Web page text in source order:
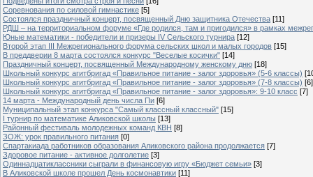
Соревнования по силовой гимнастике [5]
Состоялся праздничный концерт, посвященный Дню защитника Отечества [11]
РДШ – на территориальном форуме «Где родился, там и пригодился» в рамках
Юные математики - победители и призеры IV Сельского турнира [12]
Второй этап III Межрегионального форума сельских школ и малых городов [15]
В преддверии 8 марта состоялся конкурс "Веселые косички" [14]
Праздничный концерт, посвященный Международному женскому дню [18]
Школьный конкурс агитбригад «Правильное питание - залог здоровья» (5-6 классы)
Школьный конкурс агитбригад «Правильное питание - залог здоровья» (7-8 классы) [6]
Школьный конкурс агитбригад «Правильное питание - залог здоровья»: 9-10 класс [7]
14 марта - Международный день числа Пи [6]
Муниципальный этап конкурса "Самый классный классный" [15]
I турнир по математике Аликовской школы [13]
Районный фестиваль молодежных команд КВН [8]
ЗОЖ: урок правильного питания [0]
Спартакиада работников образования Аликовского района продолжается [7]
Здоровое питание - активное долголетие [3]
Одиннадцатиклассники сыграли в финансовую игру «Бюджет семьи» [3]
В Аликовской школе прошел День космонавтики [11]